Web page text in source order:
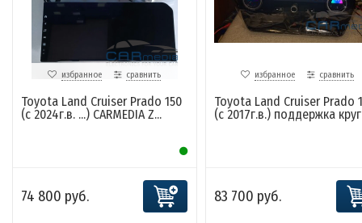
избранное сравнить
Toyota Land Cruiser Prado 150
(с 2024г.в. ...) CARMEDIA Z...
74 800 руб.
избранное сравнить
Toyota Land Cruiser Prado
(с 2017г.в.) поддержка
83 700 руб.